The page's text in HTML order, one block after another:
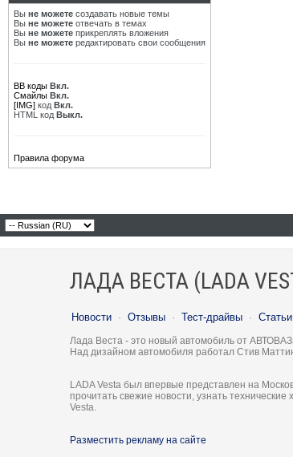
Вы не можете создавать новые темы
Вы не можете отвечать в темах
Вы не можете прикреплять вложения
Вы не можете редактировать свои сообщения
BB коды Вкл.
Смайлы Вкл.
[IMG] код Вкл.
HTML код Выкл.
Правила форума
ЛАДА ВЕСТА (LADA
Новости · Отзывы · Тест-драйвы · Статьи
Лада Веста - это новый автомобиль от
Над дизайном автомобиля работал Стив
LADA Vesta был впервые представлен на
прочитать свежие новости, узнать
Vesta.
Разместить рекламу на сайте